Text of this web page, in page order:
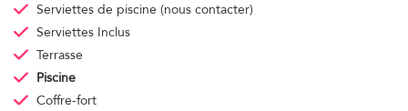
Serviettes de piscine (nous contacter)
Serviettes Inclus
Terrasse
Piscine
Coffre-fort